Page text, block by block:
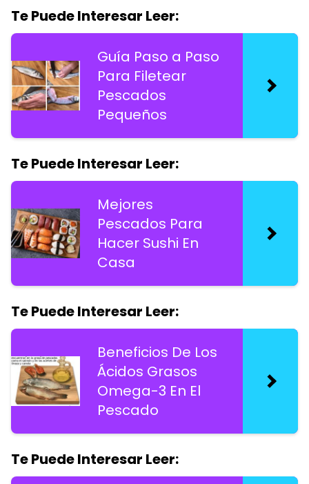
Te Puede Interesar Leer:
Guía Paso a Paso
Para Filetear
Pescados
Pequeños
Te Puede Interesar Leer:
Mejores
Pescados Para
Hacer Sushi En
Casa
Te Puede Interesar Leer:
Beneficios De Los
Ácidos Grasos
Omega-3 En El
Pescado
Te Puede Interesar Leer: